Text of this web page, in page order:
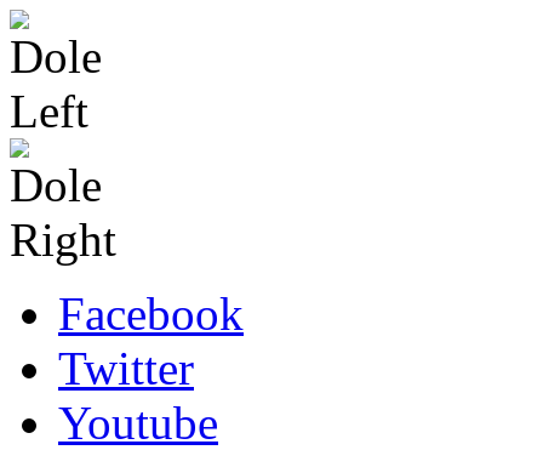
Facebook
Twitter
Youtube